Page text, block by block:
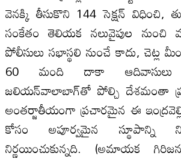
వెనక్కి తీసుకొని 144 సెక్షన్‌ విధించి,
సంకేతం తెలియక నలువైపుల నుంచి
పోలీసులు సభాస్థలి నుంచే కాదు, చెట్ల
60 మంది దాకా ఆదివాసులు
జలియన్‌వాలాబాగ్‌తో పోల్చి దేశమంతా
అంతర్జాతీయంగా ప్రచారమైన ఈ
కోసం అపూర్వమైన స్థూపాన్ని
నిర్ణయించుకున్నది. (అమాయక